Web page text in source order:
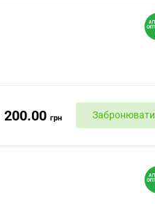
200.00 грн Забронювати